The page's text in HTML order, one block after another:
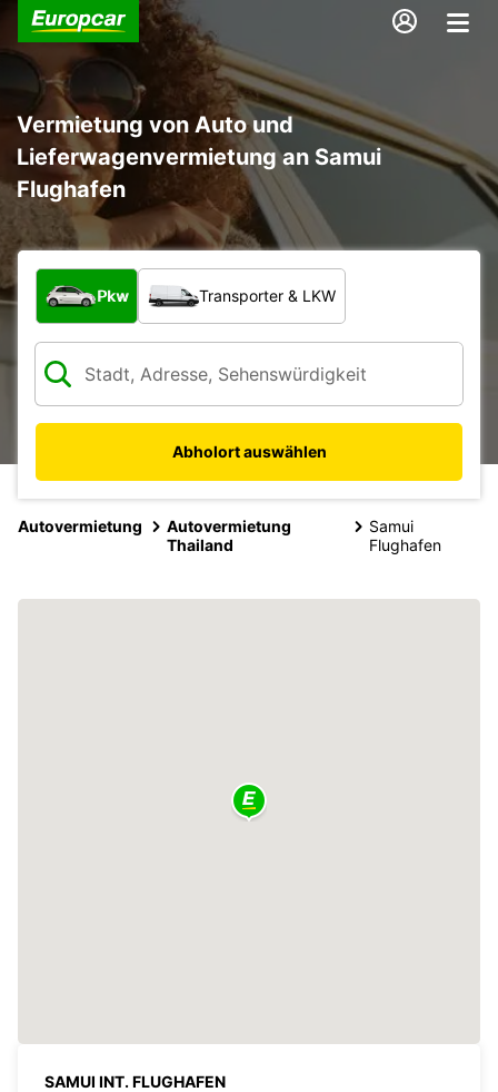
Vermietung von Auto und
Lieferwagenvermietung an Samui
Flughafen
Welche Art von Fahrzeug?
Pkw Transporter & LKW
Abholort auswählen
Autovermietung
Autovermietung
Thailand
Samui
Flughafen
SAMUI INT. FLUGHAFEN